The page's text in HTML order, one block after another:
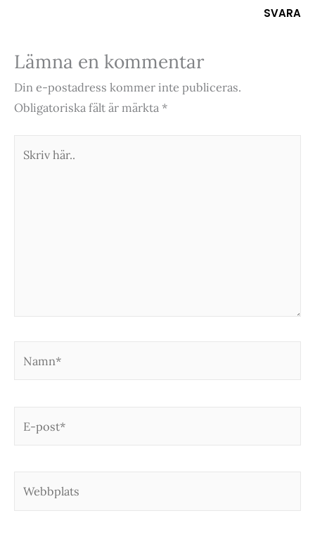
SVARA
Lämna en kommentar
Din e-postadress kommer inte publiceras.
Obligatoriska fält är märkta *
här..
post*